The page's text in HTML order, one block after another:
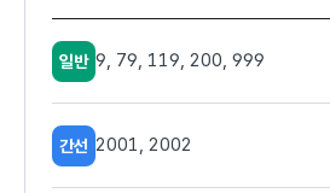
일반 9, 79, 119, 200, 999
간선 2001, 2002